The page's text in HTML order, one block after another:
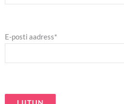
E-posti aadress*